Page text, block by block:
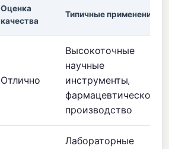
Оценка
качества
Типичные применения
Отлично
Высокоточные
научные
инструменты,
фармацевтическое
производство
Лабораторные